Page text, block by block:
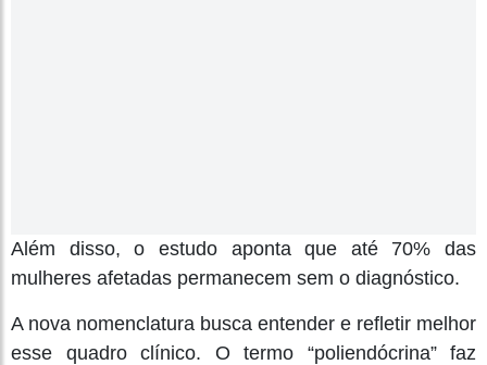
Além disso, o estudo aponta que até 70% das
mulheres afetadas permanecem sem o diagnóstico.
A nova nomenclatura busca entender e refletir melhor
esse quadro clínico. O termo “poliendócrina” faz